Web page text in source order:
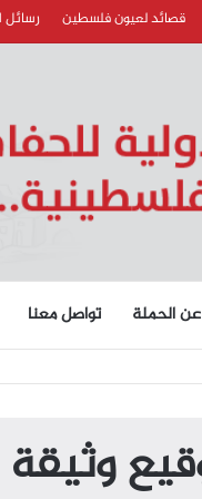
قصائد لعيون فلسطين رسائل
عن الحملة تواصل معنا